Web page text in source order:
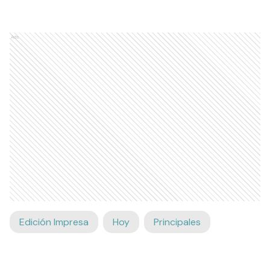
Ads
Edición Impresa Hoy Principales